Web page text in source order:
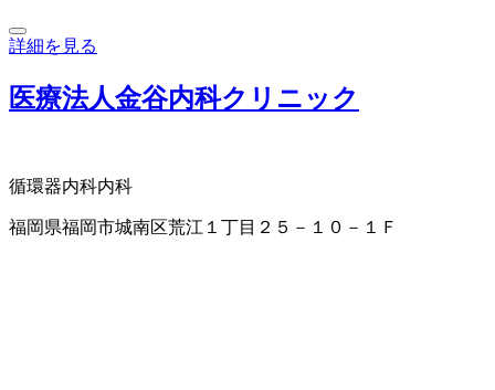
詳細を見る
医療法人金谷内科クリニック
循環器内科内科
福岡県福岡市城南区荒江１丁目２５－１０－１Ｆ